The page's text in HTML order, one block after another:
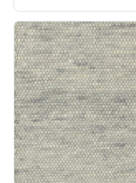
prijs